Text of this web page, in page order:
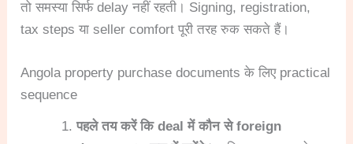
तो समस्या सिर्फ delay नहीं रहती। Signing, registration,
tax steps या seller comfort पूरी तरह रुक सकते हैं।
Angola property purchase documents के लिए practical
sequence
पहले तय करें कि deal में कौन से foreign